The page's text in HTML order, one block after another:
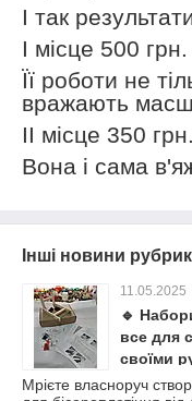
І так
I місце 500
Її роботи не
вражають
ІІ місце 350
Вона і сама
Інші новини
11.05.2025
🔹
все для
своїми
Мрієте власноруч